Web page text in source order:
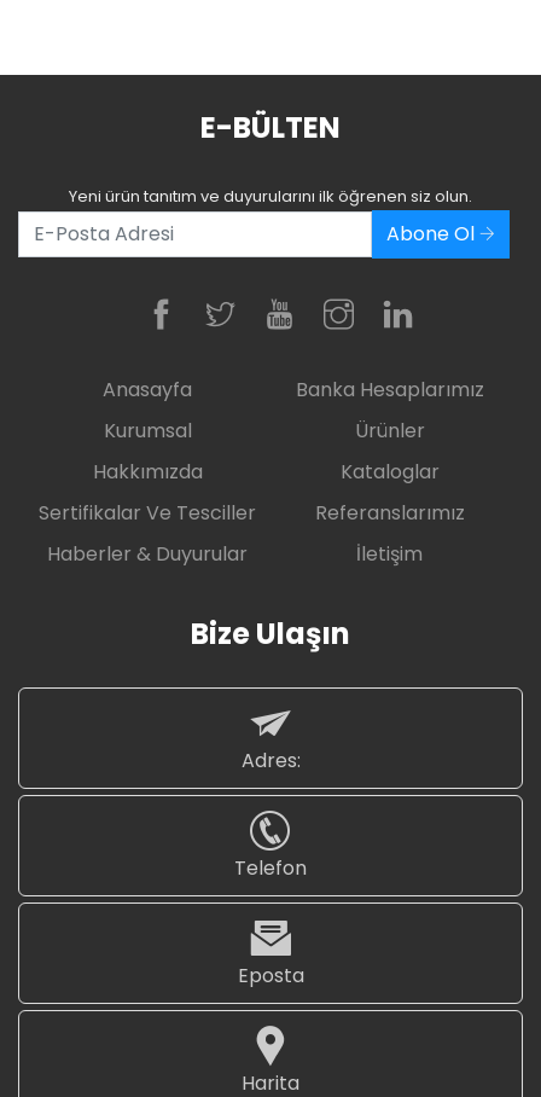
E-BÜLTEN
Yeni ürün tanıtım ve duyurularını ilk öğrenen siz olun.
Abone Ol
Anasayfa
Kurumsal
Hakkımızda
Sertifikalar Ve Tesciller
Haberler & Duyurular
Banka Hesaplarımız
Ürünler
Kataloglar
Referanslarımız
İletişim
Bize Ulaşın
Adres:
Telefon
Eposta
Harita